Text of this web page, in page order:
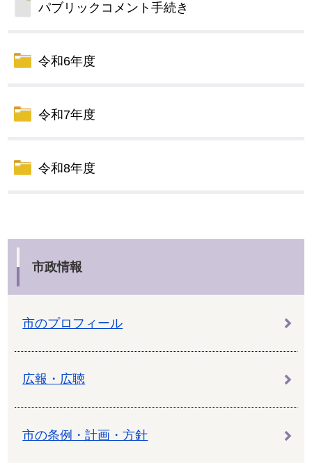
パブリックコメント手続き
令和6年度
令和7年度
令和8年度
市政情報
市のプロフィール
広報・広聴
市の条例・計画・方針